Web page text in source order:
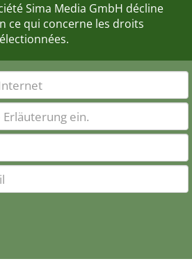
Sima Media GmbH décline
ce qui concerne les droits